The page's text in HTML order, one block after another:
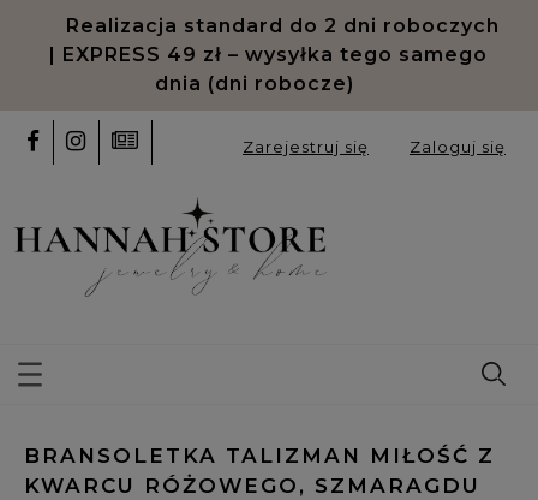
Realizacja standard do 2 dni roboczych
| EXPRESS 49 zł – wysyłka tego samego
dnia (dni robocze)
Zarejestruj się Zaloguj się
BRANSOLETKA TALIZMAN MIŁOŚĆ Z
KWARCU RÓŻOWEGO, SZMARAGDU